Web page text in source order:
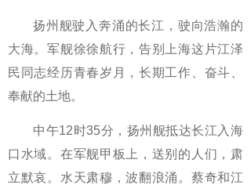
扬州舰驶入奔涌的长江，驶向浩瀚的
大海。军舰徐徐航行，告别上海这片江泽
民同志经历青春岁月，长期工作、奋斗、
奉献的土地。
中午12时35分，扬州舰抵达长江入海
口水域。在军舰甲板上，送别的人们，肃
立默哀。水天肃穆，波翻浪涌。蔡奇和江